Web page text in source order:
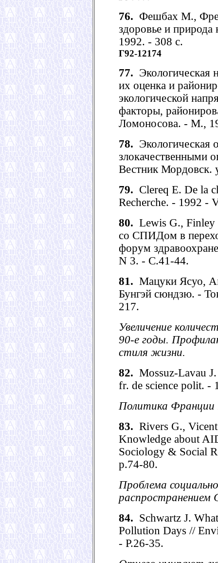
76. Фешбах М.,
здоровье и
1992. - 308 с.
Г92-12174
77. Экологическая
их оценка и
экологической
факторы,
Ломоносова. - М.,
78. Экологическая
злокачественными
Вестник Мордовск.
79. Clereq E. De la
Recherche. - 1992 -
80. Lewis G.,
со СПИДом в
форум
N 3. - С.41-44.
81. Мацуки Ясуо,
Бунгэй сюндзю. -
217.
Увеличение
90-е годы.
стиля жизни.
82. Mossuz-Lavau
fr. de science polit. -
Политика Франции
83. Rivers G.,
Knowledge about
Sociology & Social
p.74-80.
Проблема
84. Schwartz J.
Pollution Days //
- P.26-35.